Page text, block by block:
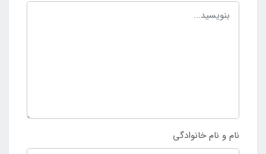
نام و نام خانوادگی